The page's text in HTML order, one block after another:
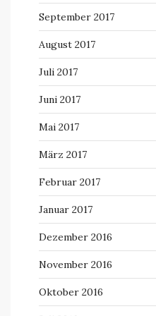
September 2017
August 2017
Juli 2017
Juni 2017
Mai 2017
März 2017
Februar 2017
Januar 2017
Dezember 2016
November 2016
Oktober 2016